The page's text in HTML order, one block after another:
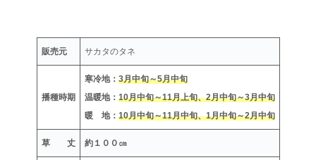
販売元 サカタのタネ
播種時期
寒冷地： 3月中旬～5月中旬
温暖地： 10月中旬～11月上旬、2月中旬～3月中旬
暖 地： 10月中旬～11月中旬、1月中旬～2月中旬
草 丈 約１００㎝